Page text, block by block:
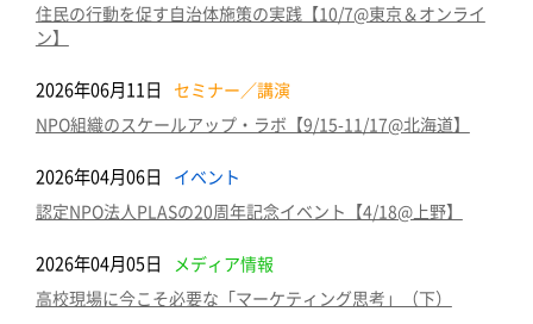
住民の行動を促す自治体施策の実践【10/7@東京＆オンライ
ン】
2026年06月11日
セミナー／講演
NPO組織のスケールアップ・ラボ【9/15-11/17@北海道】
2026年04月06日
イベント
認定NPO法人PLASの20周年記念イベント【4/18@上野】
2026年04月05日
メディア情報
高校現場に今こそ必要な「マーケティング思考」（下）